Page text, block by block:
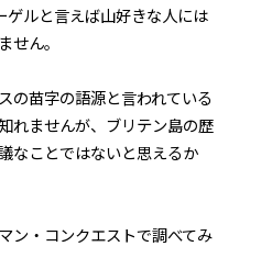
ルと言えば山好きな人には
せん。
の苗字の語源と言われている
れませんが、ブリテン島の歴
なことではないと思えるか
ン・コンクエストで調べてみ